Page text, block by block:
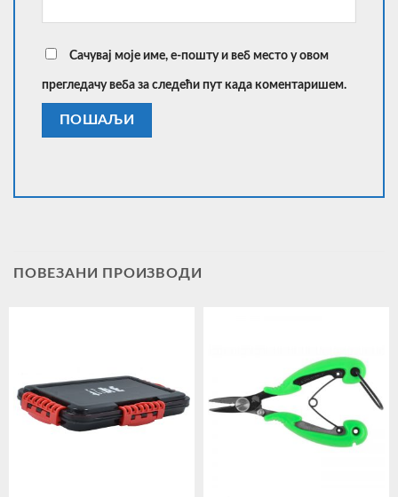
Сачувај моје име, е-пошту и веб место у овом
прегледачу веба за следећи пут када коментаришем.
ПОВЕЗАНИ ПРОИЗВОДИ